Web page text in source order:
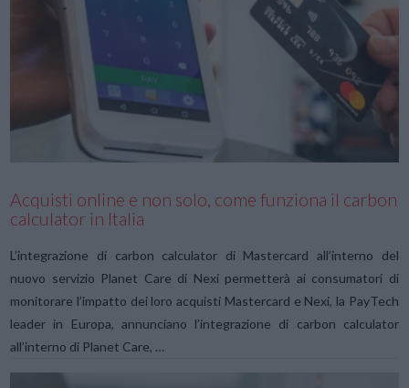
VIEW POST
Acquisti online e non solo, come funziona il carbon
calculator in Italia
L’integrazione di carbon calculator di Mastercard all’interno del
nuovo servizio Planet Care di Nexi permetterà ai consumatori di
monitorare l’impatto dei loro acquisti Mastercard e Nexi, la PayTech
leader in Europa, annunciano l’integrazione di carbon calculator
all’interno di Planet Care, …